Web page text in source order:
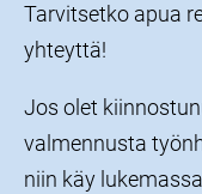
Tarvitsetko apua
yhteyttä!
Jos olet
valmennusta
niin käy